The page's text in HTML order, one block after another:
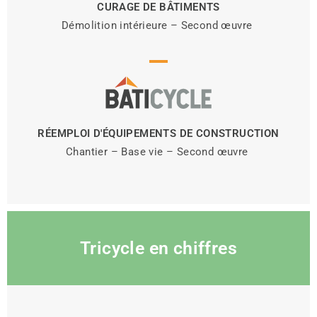
CURAGE DE BÂTIMENTS
Démolition intérieure – Second œuvre
RÉEMPLOI D'ÉQUIPEMENTS DE CONSTRUCTION
Chantier – Base vie – Second œuvre
Tricycle en chiffres